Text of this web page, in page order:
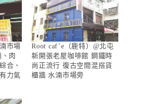
市場
肉
合、
力氣
Root caf’e（鹿特）@北屯
新開張老屋咖啡館 鋼鐵時
尚正流行 復古空間混搭貨
櫃牆 水湳市場旁